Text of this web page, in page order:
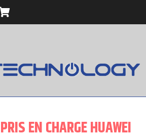
EN CHARGE HUAWEI